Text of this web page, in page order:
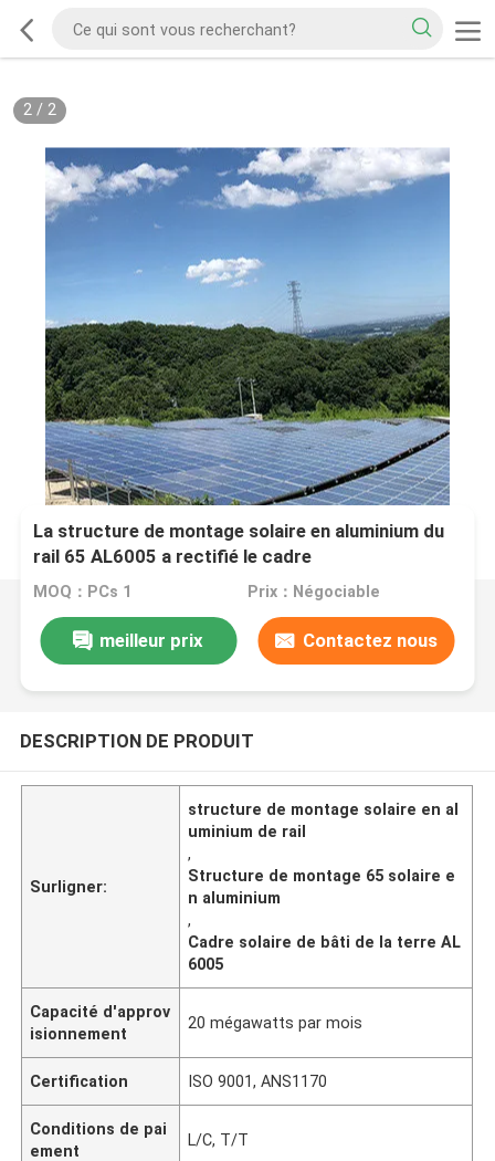
2/ 2
La structure de montage solaire en aluminium du
rail 65 AL6005 a rectifié le cadre
MOQ：PCs 1 Prix：Négociable
meilleur prix Contactez nous
DESCRIPTION DE PRODUIT
Surligner:
structure de montage solaire en al
uminium de rail
,
Structure de montage 65 solaire e
n aluminium
,
Cadre solaire de bâti de la terre AL
6005
Capacité d'approv
isionnement
20 mégawatts par mois
Certification ISO 9001, ANS1170
Conditions de pai
ement
L/C, T/T